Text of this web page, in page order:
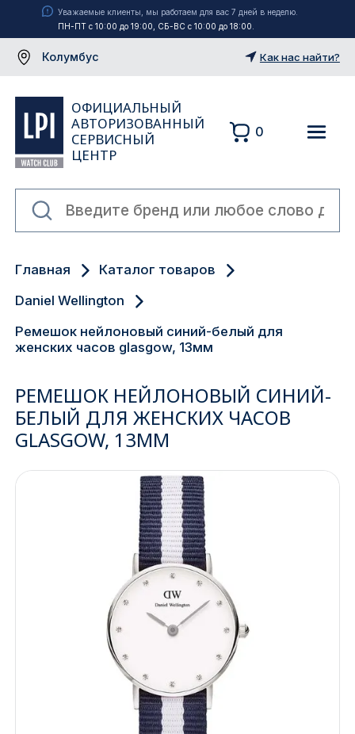
Уважаемые клиенты, мы работаем для вас 7 дней в неделю.
ПН-ПТ с 10:00 до 19:00, СБ-ВС с 10:00 до 18:00.
Колумбус
Екатеринбург
Новосибирск
Ижевск
Архангельск
Кемерово
Как нас найти?
ОФИЦИАЛЬНЫЙ
АВТОРИЗОВАННЫЙ
СЕРВИСНЫЙ
ЦЕНТР
0
Главная
Каталог товаров
Daniel Wellington
Ремешок нейлоновый синий-белый для
женских часов glasgow, 13мм
РЕМЕШОК НЕЙЛОНОВЫЙ СИНИЙ-
БЕЛЫЙ ДЛЯ ЖЕНСКИХ ЧАСОВ
GLASGOW, 13ММ